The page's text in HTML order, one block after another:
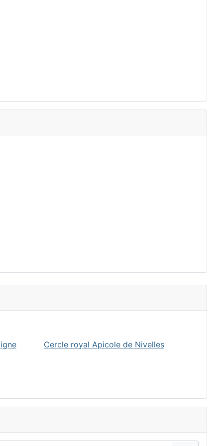
Cercle royal Apicole de Nivelles